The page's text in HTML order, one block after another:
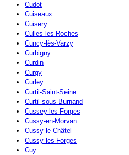
Cudot
Cuiseaux
Cuisery
Culles-les-Roches
Cuncy-lès-Varzy
Curbigny
Curdin
Curgy
Curley
Curtil-Saint-Seine
Curtil-sous-Burnand
Cussey-les-Forges
Cussy-en-Morvan
Cussy-le-Châtel
Cussy-les-Forges
Cuy